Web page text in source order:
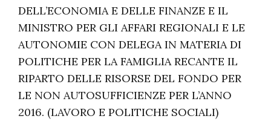
DELL’ECONOMIA E DELLE FINANZE E IL
MINISTRO PER GLI AFFARI REGIONALI E LE
AUTONOMIE CON DELEGA IN MATERIA DI
POLITICHE PER LA FAMIGLIA RECANTE IL
RIPARTO DELLE RISORSE DEL FONDO PER
LE NON AUTOSUFFICIENZE PER L’ANNO
2016. (LAVORO E POLITICHE SOCIALI)